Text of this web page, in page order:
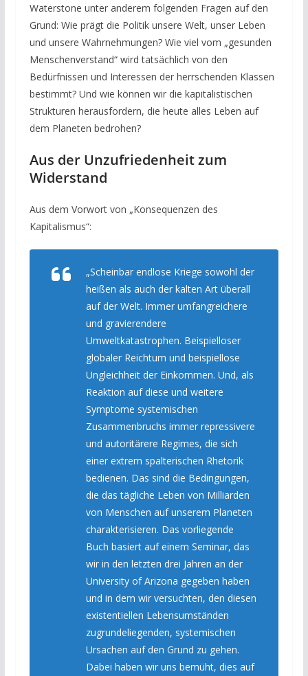
Waterstone unter anderem folgenden Fragen auf den
Grund: Wie prägt die Politik unsere Welt, unser Leben
und unsere Wahrnehmungen? Wie viel vom „gesunden
Menschenverstand“ wird tatsächlich von den
Bedürfnissen und Interessen der herrschenden Klassen
bestimmt? Und wie können wir die kapitalistischen
Strukturen herausfordern, die heute alles Leben auf
dem Planeten bedrohen?
Aus der Unzufriedenheit zum
Widerstand
Aus dem Vorwort von „Konsequenzen des
Kapitalismus“:
„Scheinbar endlose Kriege sowohl der
heißen als auch der kalten Art überall
auf der Welt. Immer umfangreichere
und gravierendere
Umweltkatastrophen. Beispielloser
globaler Reichtum und beispiellose
Ungleichheit der Einkommen. Und, als
Reaktion auf diese und weitere
Symptome systemischen
Zusammenbruchs immer repressivere
und autoritärere Regimes, die sich
einer extrem spalterischen Rhetorik
bedienen. Das sind die Bedingungen,
die das tägliche Leben von Milliarden
von Menschen auf unserem Planeten
charakterisieren. Das vorliegende
Buch basiert auf einem Seminar, das
wir in den letzten drei Jahren an der
University of Arizona gegeben haben
und in dem wir versuchten, den diesen
existentiellen Lebensumständen
zugrundeliegenden, systemischen
Ursachen auf den Grund zu gehen.
Dabei haben wir uns bemüht, dies auf